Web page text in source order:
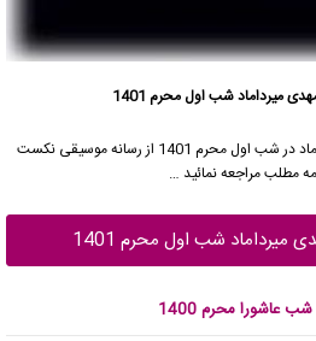
میرداماد شب اول محرم 1401
در شب اول محرم 1401 از رسانه موسیقی نکست
مطلب مراجعه نمائید …
میرداماد شب اول محرم 1401
عاشورا محرم 1400